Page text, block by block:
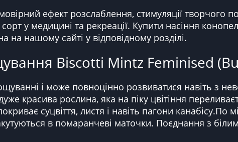
ефект розслаблення, стимуляції творчого
у медицині та рекреації. Купити насіння
нашому сайті у відповідному розділі.
Biscotti Mintz Feminised
і може повноцінно розвиватися навіть з
красива рослина, яка на піку цвітіння
суцвіття, листя і навіть пагони
закутуються в помаранчеві маточки. Поєднання з